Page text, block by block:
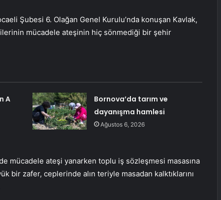
Şubesi 6. Olağan Genel Kurulu’nda konuşan Kavlak,
mücadele ateşinin hiç sönmediği bir şehir
A
Bornova’da tarım ve
dayanışma hamlesi
Ağustos 6, 2026
mücadele ateşi yanarken toplu iş sözleşmesi masasına
bir zafer, ceplerinde alın teriyle masadan kalktıklarını